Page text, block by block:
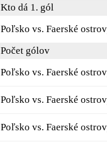
Kto dá 1. gól
Poľsko vs. Faerské
Počet gólov
Poľsko vs. Faerské
Poľsko vs. Faerské
Poľsko vs. Faerské